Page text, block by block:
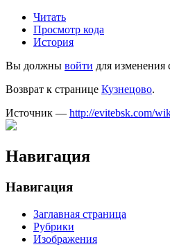
Читать
Просмотр кода
История
Вы должны войти для изменения
Возврат к странице Кузнецово.
Источник — http://evitebsk.com/
Навигация
Навигация
Заглавная страница
Рубрики
Изображения